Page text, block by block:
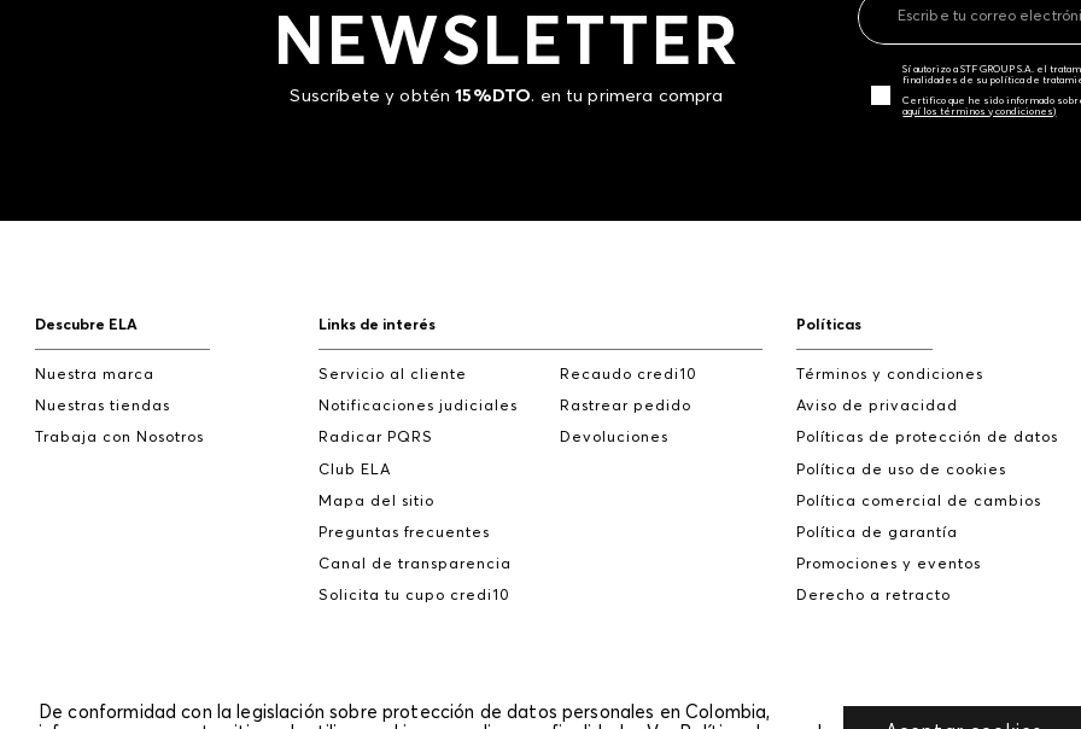
NEWSLETTER
Suscríbete y obtén15%DTO. en tu primera compra
Sí autorizo a STF GROUP S.A. el
finalidades de su política de
Certifico que he sido informado
aquí los términos y condiciones)
Descubre ELA
Nuestra marca
Nuestras tiendas
Trabaja con Nosotros
Links de interés
Servicio al cliente
Notificaciones judiciales
Radicar PQRS
Club ELA
Mapa del sitio
Preguntas frecuentes
Canal de transparencia
Solicita tu cupo credi10
Recaudo credi10
Rastrear pedido
Devoluciones
Políticas
Términos y condiciones
Aviso de privacidad
Políticas de protección de datos
Política de uso de cookies
Política comercial de cambios
Política de garantía
Promociones y eventos
Derecho a retracto
De conformidad con la legislación sobre protección de datos personales en Colombia,